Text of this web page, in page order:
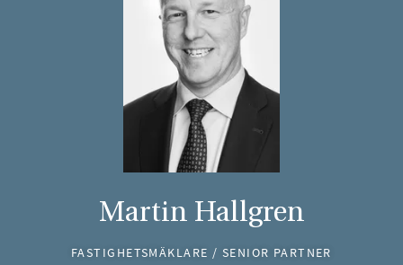
Martin Hallgren
FASTIGHETSMÄKLARE / SENIOR PARTNER